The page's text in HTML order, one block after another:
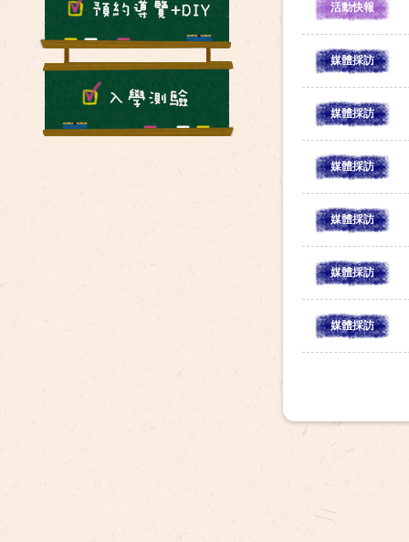
活動快報
媒體採訪
媒體採訪
媒體採訪
媒體採訪
媒體採訪
媒體採訪